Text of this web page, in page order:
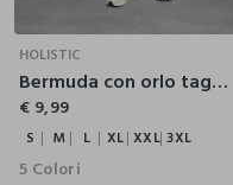
XL
HOLISTIC
Bermuda con orlo tagliato a vivo uomo
€ 9,99
S M L XL XXL 3XL
5 Colori